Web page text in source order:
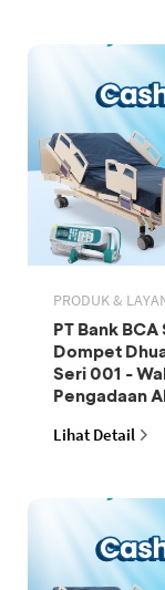
PRODUK &
PT Bank
Dompet
Seri 001 -
Pengadaan
Lihat Detail